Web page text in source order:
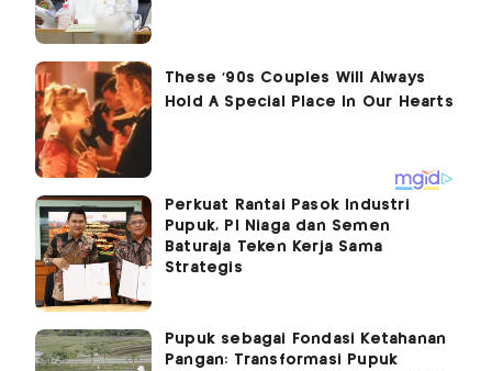
Perkuat Rantai Pasok Industri
Pupuk, PI Niaga dan Semen
Baturaja Teken Kerja Sama
Strategis
Pupuk sebagai Fondasi Ketahanan
Pangan: Transformasi Pupuk